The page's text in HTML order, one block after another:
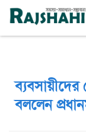
রাজশাহী শুক্রবার,
বললেন